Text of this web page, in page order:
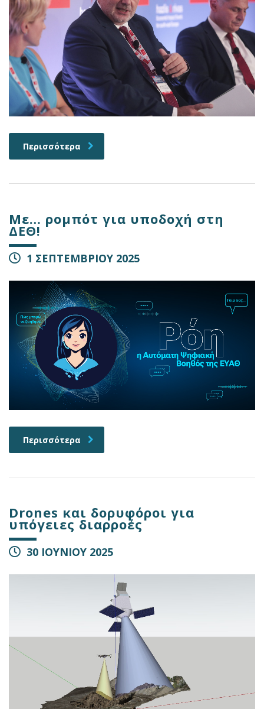
Περισσότερα
Με… ρομπότ για υποδοχή στη
ΔΕΘ!
1 ΣΕΠΤΕΜΒΡΙΟΥ 2025
Περισσότερα
Drones και δορυφόροι για
υπόγειες διαρροές
30 ΙΟΥΝΙΟΥ 2025